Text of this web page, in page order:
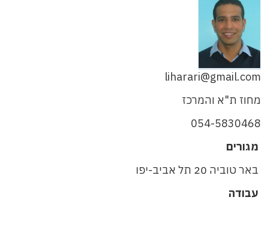
liharari@gmail.com
מחוז ת"א והמרכז
054-5830468
מגורים
באר טוביה 20 תל אביב-יפו
עבודה